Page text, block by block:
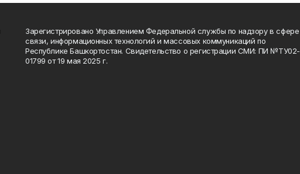
Зарегистрировано Управлением Федеральной службы по надзору в сфере
связи, информационных технологий и массовых коммуникаций по
Республике Башкортостан. Свидетельство о регистрации СМИ: ПИ №ТУ02-
01799 от 19 мая 2025 г.